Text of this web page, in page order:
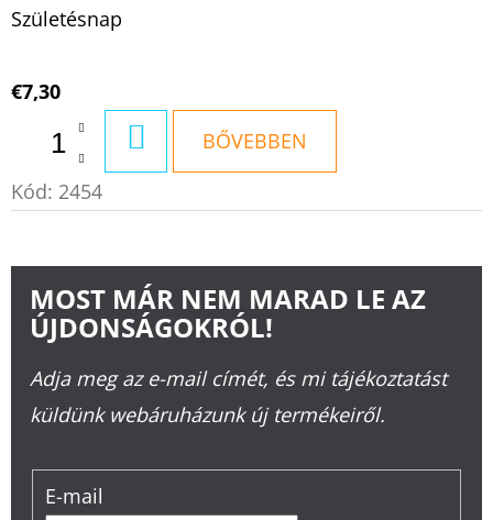
Születésnap
€7,30
KOSÁRBABŐVEBBEN
Kód: 2454
MOST MÁR NEM MARAD LE AZ
ÚJDONSÁGOKRÓL!
Adja meg az e-mail címét, és mi tájékoztatást
küldünk webáruházunk új termékeiről.
E-mail